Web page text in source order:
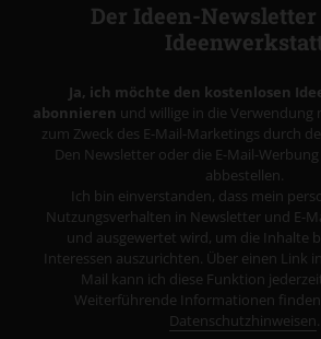
Der Ideen-Newsletter
Ja, ich möchte den kostenlosen
abonnieren und willige in die
zum Zweck des E-Mail-Marketings durch
Den Newsletter oder die E-Mail-
abbestellen.
Ich bin einverstanden, dass mein
Nutzungsverhalten in Newsletter und E-
und ausgewertet wird, um die Inhalte
Interessen auszurichten. Über einen Link
Mail kann ich diese Funktion
Weiterführende Informationen finden
Datenschutzhinweisen.